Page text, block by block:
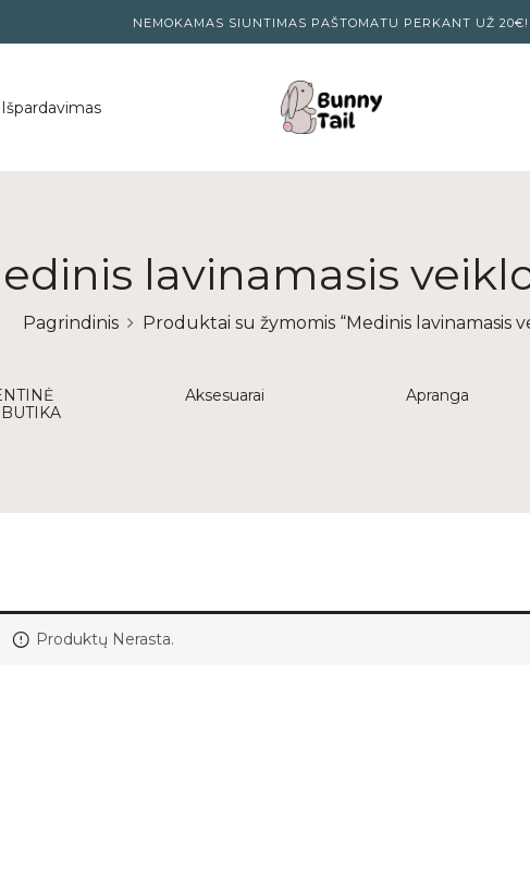
NEMOKAMAS SIUNTIMAS PAŠTOMATU PERKANT UŽ 20€!
Išpardavimas
lavinamasis
Pagrindinis Produktai su žymomis “Medinis lavinamasis
Aksesuarai Apranga
Produktų Nerasta.